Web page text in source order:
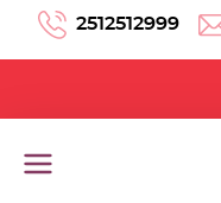
Μετάβαση στο
2512512999